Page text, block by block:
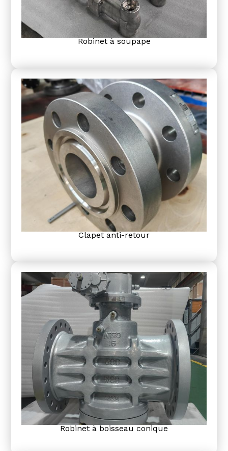
Robinet à soupape
Clapet anti-retour
Robinet à boisseau conique